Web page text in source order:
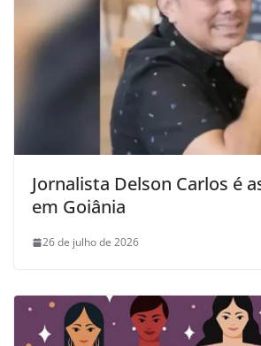
Jornalista Delson Carlos é
em Goiânia
26 de julho de 2026